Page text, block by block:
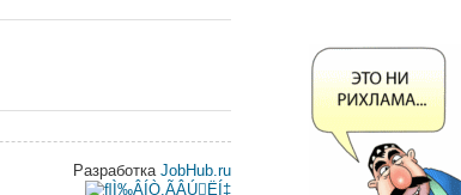
Разработка JobHub.ru